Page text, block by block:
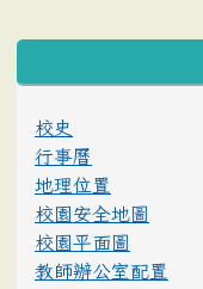
:::
校史
行事曆
地理位置
校園安全地圖
校園平面圖
教師辦公室配置